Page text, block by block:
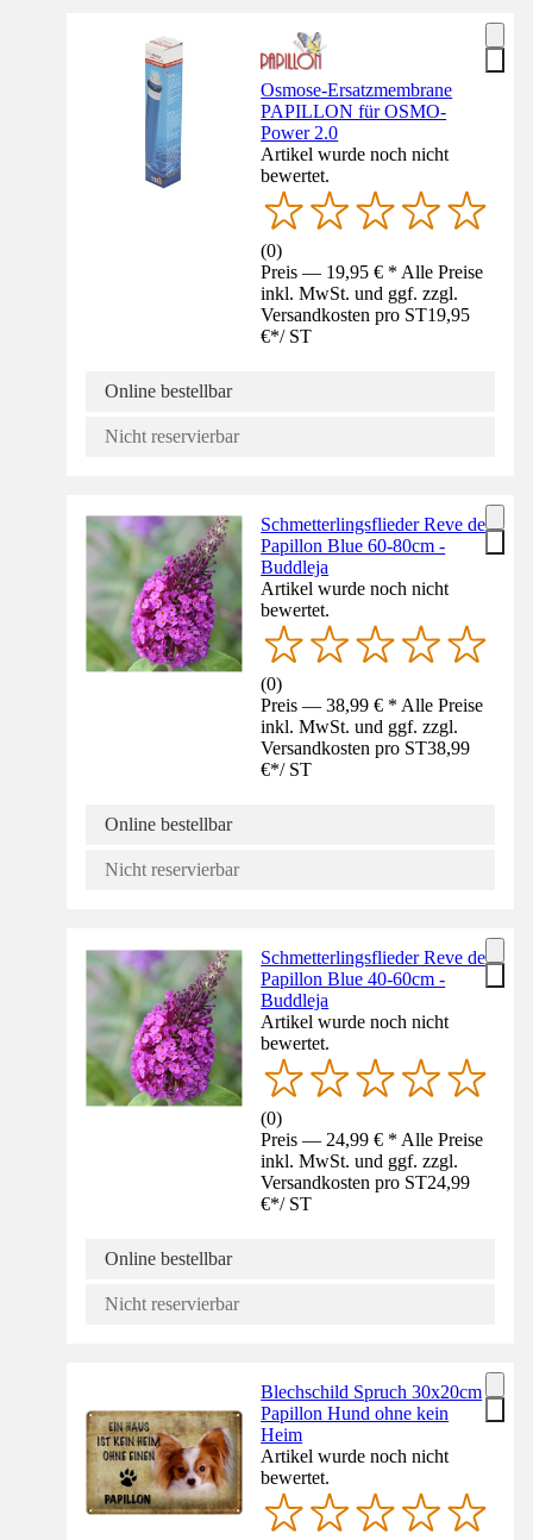
Osmose-Ersatzmembrane
PAPILLON für OSMO-
Power 2.0
Artikel wurde noch nicht
bewertet.
(0)
Preis — 19,95 € * Alle Preise
inkl. MwSt. und ggf. zzgl.
Versandkosten pro ST19,95
€*/ ST
Online bestellbar
Nicht reservierbar
Schmetterlingsflieder Reve de
Papillon Blue 60-80cm -
Buddleja
Artikel wurde noch nicht
bewertet.
(0)
Preis — 38,99 € * Alle Preise
inkl. MwSt. und ggf. zzgl.
Versandkosten pro ST38,99
€*/ ST
Online bestellbar
Nicht reservierbar
Schmetterlingsflieder Reve de
Papillon Blue 40-60cm -
Buddleja
Artikel wurde noch nicht
bewertet.
(0)
Preis — 24,99 € * Alle Preise
inkl. MwSt. und ggf. zzgl.
Versandkosten pro ST24,99
€*/ ST
Online bestellbar
Nicht reservierbar
Blechschild Spruch 30x20cm
Papillon Hund ohne kein
Heim
Artikel wurde noch nicht
bewertet.